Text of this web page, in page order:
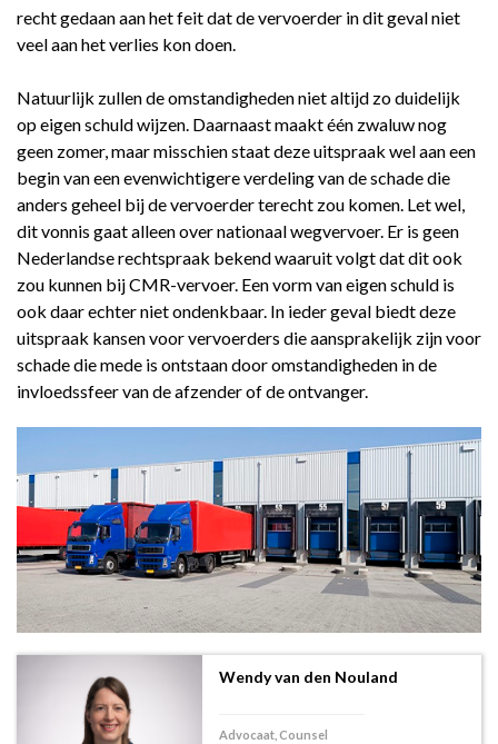
recht gedaan aan het feit dat de vervoerder in dit geval niet
veel aan het verlies kon doen.
Natuurlijk zullen de omstandigheden niet altijd zo duidelijk
op eigen schuld wijzen. Daarnaast maakt één zwaluw nog
geen zomer, maar misschien staat deze uitspraak wel aan een
begin van een evenwichtigere verdeling van de schade die
anders geheel bij de vervoerder terecht zou komen. Let wel,
dit vonnis gaat alleen over nationaal wegvervoer. Er is geen
Nederlandse rechtspraak bekend waaruit volgt dat dit ook
zou kunnen bij CMR-vervoer. Een vorm van eigen schuld is
ook daar echter niet ondenkbaar. In ieder geval biedt deze
uitspraak kansen voor vervoerders die aansprakelijk zijn voor
schade die mede is ontstaan door omstandigheden in de
invloedssfeer van de afzender of de ontvanger.
Wendy van den Nouland
Advocaat, Counsel